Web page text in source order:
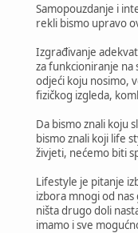
Samopouzdanje i
rekli bismo upravo
Izgrađivanje
za funkcioniranje na
odjeći koju nosimo,
fizičkog izgleda,
Da bismo znali koju
bismo znali koji life
živjeti, nećemo biti
Lifestyle je pitanje
izbora mnogi od
ništa drugo doli
imamo i sve